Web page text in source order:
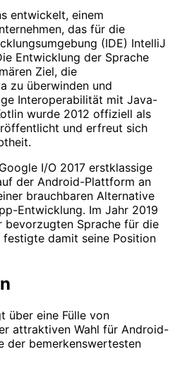
entwickelt, einem
das für die
(IDE) IntelliJ
Entwicklung der Sprache
Ziel, die
zu überwinden und
Interoperabilität mit Java-
wurde 2012 offiziell als
und erfreut sich
I/O 2017 erstklassige
der Android-Plattform an
brauchbaren Alternative
Entwicklung. Im Jahr 2019
Sprache für die
damit seine Position
über eine Fülle von
attraktiven Wahl für Android-
der bemerkenswertesten